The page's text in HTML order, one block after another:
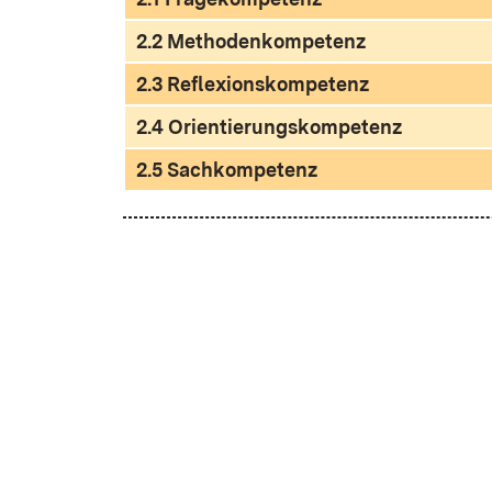
2.2 Methodenkompetenz
2.3 Reflexionskompetenz
2.4 Orientierungskompetenz
2.5 Sachkompetenz